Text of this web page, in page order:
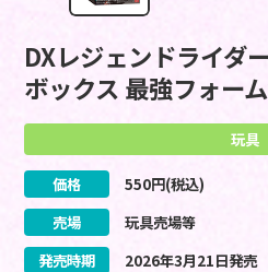
DXレジェンドライダ
ボックス 最強フォー
玩具
価格 550円(税込)
売場
玩具売場等
発売時期
2026年3月21日発売